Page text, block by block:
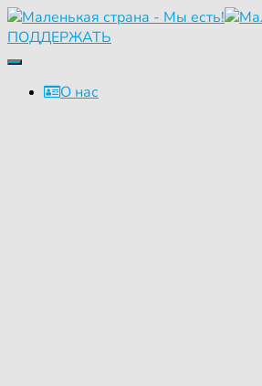
ПОДДЕРЖАТЬ
Переключить
навигациюО нас